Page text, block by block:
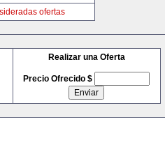
ofertas
Realizar una Oferta
Precio Ofrecido $